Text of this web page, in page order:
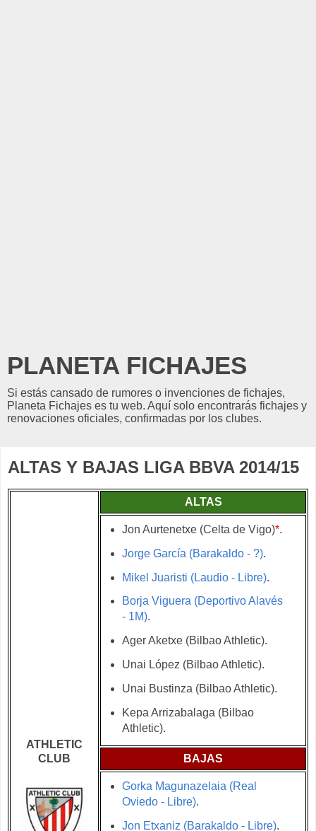
PLANETA FICHAJES
Si estás cansado de rumores o invenciones de fichajes,
Planeta Fichajes es tu web. Aquí solo encontrarás fichajes y
renovaciones oficiales, confirmadas por los clubes.
ALTAS Y BAJAS LIGA BBVA 2014/15
ATHLETIC
CLUB
ALTAS
Jon Aurtenetxe (Celta de Vigo)*.
Jorge García (Barakaldo - ?).
Mikel Juaristi (Laudio - Libre).
Borja Viguera (Deportivo Alavés
- 1M).
Ager Aketxe (Bilbao Athletic).
Unai López (Bilbao Athletic).
Unai Bustinza (Bilbao Athletic).
Kepa Arrizabalaga (Bilbao
Athletic).
BAJAS
Gorka Magunazelaia (Real
Oviedo - Libre).
Jon Etxaniz (Barakaldo - Libre).